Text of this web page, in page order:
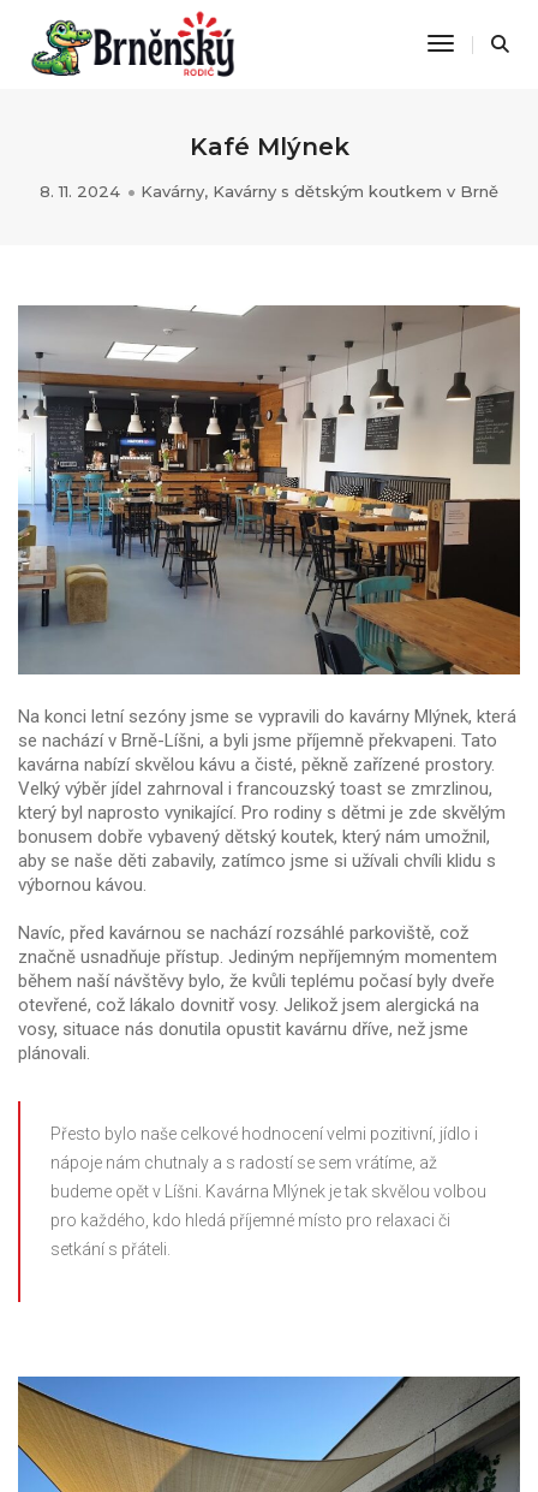
Toggle
Kafé Mlýnek
8. 11. 2024 Kavárny, Kavárny s dětským koutkem v Brně
Na konci letní sezóny jsme se vypravili do kavárny Mlýnek, která
se nachází v Brně-Líšni, a byli jsme příjemně překvapeni. Tato
kavárna nabízí skvělou kávu a čisté, pěkně zařízené prostory.
Velký výběr jídel zahrnoval i francouzský toast se zmrzlinou,
který byl naprosto vynikající. Pro rodiny s dětmi je zde skvělým
bonusem dobře vybavený dětský koutek, který nám umožnil,
aby se naše děti zabavily, zatímco jsme si užívali chvíli klidu s
výbornou kávou.
Navíc, před kavárnou se nachází rozsáhlé parkoviště, což
značně usnadňuje přístup. Jediným nepříjemným momentem
během naší návštěvy bylo, že kvůli teplému počasí byly dveře
otevřené, což lákalo dovnitř vosy. Jelikož jsem alergická na
vosy, situace nás donutila opustit kavárnu dříve, než jsme
plánovali.
Přesto bylo naše celkové hodnocení velmi pozitivní, jídlo i
nápoje nám chutnaly a s radostí se sem vrátíme, až
budeme opět v Líšni. Kavárna Mlýnek je tak skvělou volbou
pro každého, kdo hledá příjemné místo pro relaxaci či
setkání s přáteli.